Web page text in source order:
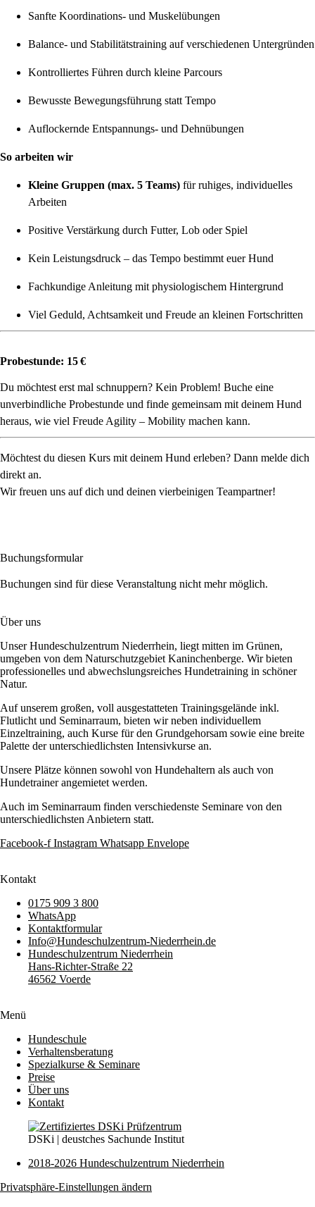
Sanfte Koordinations- und Muskelübungen
Balance- und Stabilitätstraining auf verschiedenen Untergründen
Kontrolliertes Führen durch kleine Parcours
Bewusste Bewegungsführung statt Tempo
Auflockernde Entspannungs- und Dehnübungen
So arbeiten wir
Kleine Gruppen (max. 5 Teams) für ruhiges, individuelles
Arbeiten
Positive Verstärkung durch Futter, Lob oder Spiel
Kein Leistungsdruck – das Tempo bestimmt euer Hund
Fachkundige Anleitung mit physiologischem Hintergrund
Viel Geduld, Achtsamkeit und Freude an kleinen Fortschritten
Probestunde: 15 €
Du möchtest erst mal schnuppern? Kein Problem! Buche eine
unverbindliche Probestunde und finde gemeinsam mit deinem Hund
heraus, wie viel Freude Agility – Mobility machen kann.
Möchtest du diesen Kurs mit deinem Hund erleben? Dann melde dich
direkt an.
Wir freuen uns auf dich und deinen vierbeinigen Teampartner!
Buchungsformular
Buchungen sind für diese Veranstaltung nicht mehr möglich.
Über uns
Unser Hundeschulzentrum Niederrhein, liegt mitten im Grünen,
umgeben von dem Naturschutzgebiet Kaninchenberge. Wir bieten
professionelles und abwechslungsreiches Hundetraining in schöner
Natur.
Auf unserem großen, voll ausgestatteten Trainingsgelände inkl.
Flutlicht und Seminarraum, bieten wir neben individuellem
Einzeltraining, auch Kurse für den Grundgehorsam sowie eine breite
Palette der unterschiedlichsten Intensivkurse an.
Unsere Plätze können sowohl von Hundehaltern als auch von
Hundetrainer angemietet werden.
Auch im Seminarraum finden verschiedenste Seminare von den
unterschiedlichsten Anbietern statt.
Facebook-f Instagram Whatsapp Envelope
Kontakt
0175 909 3 800
WhatsApp
Kontaktformular
Info@Hundeschulzentrum-Niederrhein.de
Hundeschulzentrum Niederrhein
Hans-Richter-Straße 22
46562 Voerde
Menü
Hundeschule
Verhaltensberatung
Spezialkurse & Seminare
Preise
Über uns
Kontakt
DSKi | deustches Sachunde Institut
2018-2026 Hundeschulzentrum Niederrhein
Privatsphäre-Einstellungen ändern